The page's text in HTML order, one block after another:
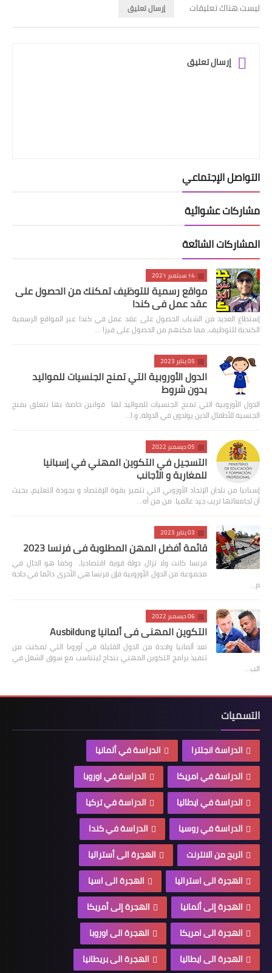
ليست هناك تعليقات إرسال تعليق
إرسال تعليق
التواصل الإجتماعي
مشاركات عشوائية
المشاركات الشائعة
14 سبتمبر 2021
مواقع رسمية للتوظيف تمكنك من الحصول على
عقد عمل في كندا
إستطاع العديد من الشباب الحصول على عقد عمل في كندا عبر المواقع الرسمية
الكندية للتوظيف، مما مكنهم من الحصول على فيزا …
05 يناير 2023
الدول الأوروبية التي تمنح الجنسيات للمواليد
بدون شروط
الدول الأوروبية التي تمنح الجنسيات للمواليد لها قوانين خاصة بها تتعلق بمنح
الجنسية للأطفال الذين يولدون في الدولة، و ا…
05 ديسمبر 2022
التسجيل في التكوين المهني في إسبانيا
للمغاربة و الأجانب
إسبانيا من بلدان الإتحاد الأوروبي التي تتميز بقوة الإقتصاد و بجودة التعليم، بحيث
أن لجامعاتها تريب جيد عالميا. من من أه…
03 يناير 2023
قائمة أفضل المهن المطلوبة في فرنسا 2023
فرنسا كانت ولا تزال دولة قوية اقتصاديا، وكما هو الحال في
مجموعة من الدول الأوروبية فإن فرنسا هي الأخرى دائما في حاجة
م…
06 ديسمبر 2022
التكوين المهني في ألمانيا Ausbildung
تعد ألمانيا واحدة من الدول القليلة في أوروبا التي تمكنت من
تنفيذ برامج التكوين المهني بنجاح ليتناسب مع سوق الشغل في
الب…
التسميات
الدراسة انجلترا
الدراسة في ألمانيا
الدراسة في امريكا
الدراسة في اوروبا
الدراسة في ايطاليا
الدراسة في تركيا
الدراسة في روسيا
الدراسة في كندا
الربح من الانترنت
الهجرة الى أستراليا
الهجرة الى استراليا
الهجرة الى اسيا
الهجرة إلى ألمانيا
الهجرة إلى أمريكا
الهجرة الى امريكا
الهجرة الى اوروبا
الهجرة الى ايطاليا
الهجرة الى بريطانيا